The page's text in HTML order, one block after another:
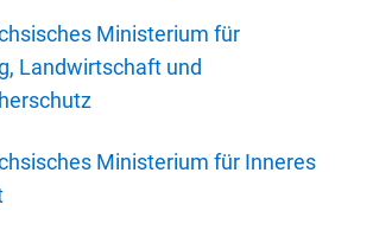
Ministerium für
Landwirtschaft und
Ministerium für Inneres